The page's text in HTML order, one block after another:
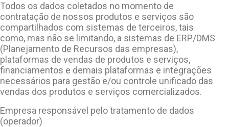
Todos os dados coletados no momento de
contratação de nossos produtos e serviços são
compartilhados com sistemas de terceiros, tais
como, mas não se limitando, a sistemas de ERP/DMS
(Planejamento de Recursos das empresas),
plataformas de vendas de produtos e serviços,
financiamentos e demais plataformas e integrações
necessários para gestão e/ou controle unificado das
vendas dos produtos e serviços comercializados.
Empresa responsável pelo tratamento de dados
(operador)